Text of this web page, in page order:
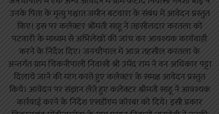
उनके पिता के मृत्यु पश्चात जमीन बटवारा के संबंध में आवेदन प्रस्तुत
किए। इस पर कलेक्टर श्रीमती साहू ने तहसीलदार करतला को
पटवारी के माध्यम से अभिलेखों की जांच कर आवश्यक कार्यवाही
करने के निर्देश दिए। जनचौपाल मे आज तहसील करतला के
अन्तर्गत ग्राम चिकनीपाली निवासी श्री उमेंद राम ने वन अधिकार पट्टा
दिलाये जाने की मांग करते हुए कलेक्टर के समक्ष आवेदन प्रस्तुत
किये। आवेदन पर संज्ञान लेते हुए कलेक्टर श्रीमती साहू ने आवश्यक
कार्रवाई करने के निर्देश एसडीएम कोरबा को दिये। इसी प्रकार